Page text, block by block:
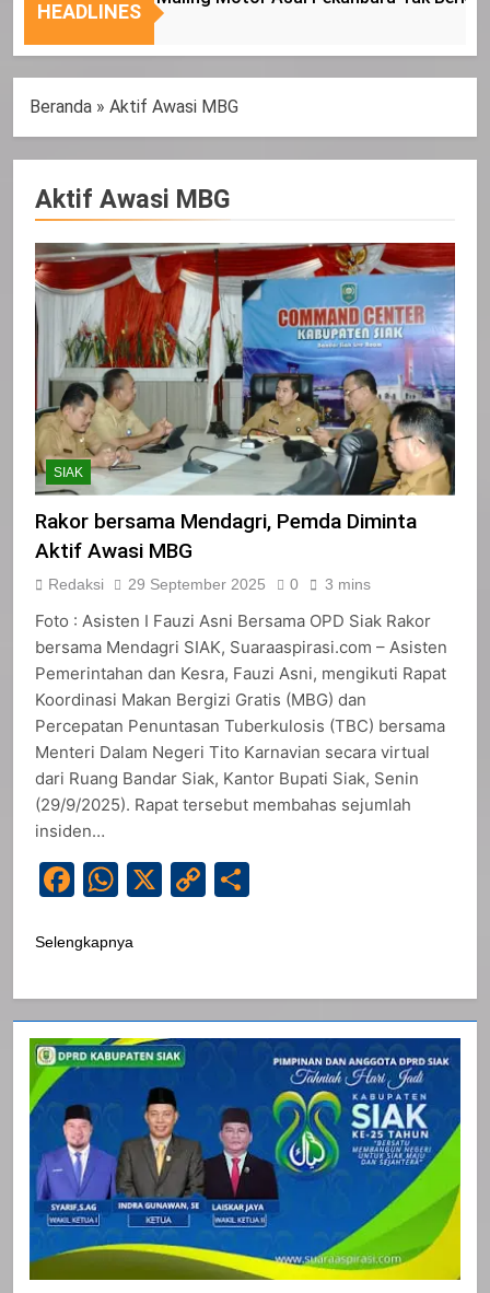
Nasional
Tepat
HEADLINES
Beranda » Aktif Awasi MBG
Aktif Awasi MBG
SIAK
Rakor bersama Mendagri, Pemda Diminta
Aktif Awasi MBG
Redaksi 29 September 2025 0 3 mins
Foto : Asisten I Fauzi Asni Bersama OPD Siak Rakor
bersama Mendagri SIAK, Suaraaspirasi.com – Asisten
Pemerintahan dan Kesra, Fauzi Asni, mengikuti Rapat
Koordinasi Makan Bergizi Gratis (MBG) dan
Percepatan Penuntasan Tuberkulosis (TBC) bersama
Menteri Dalam Negeri Tito Karnavian secara virtual
dari Ruang Bandar Siak, Kantor Bupati Siak, Senin
(29/9/2025). Rapat tersebut membahas sejumlah
insiden…
Facebook
WhatsApp
X
Copy
Selengkapnya